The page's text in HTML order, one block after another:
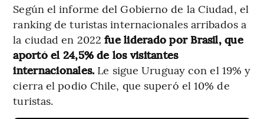
Según el informe del Gobierno de la Ciudad, el
ranking de turistas internacionales arribados a
la ciudad en 2022fue liderado por Brasil, que
aportó el 24,5% de los visitantes
internacionales. Le sigue Uruguay con el 19% y
cierra el podio Chile, que superó el 10% de
turistas.